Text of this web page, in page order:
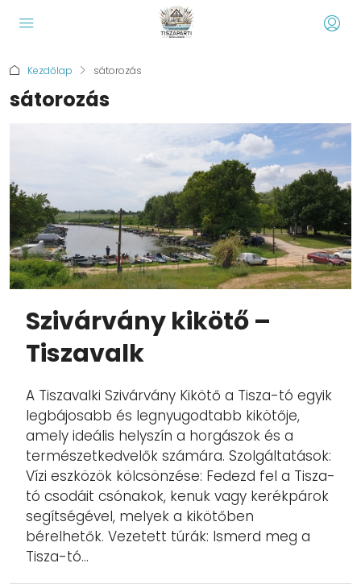
Kezdőlap sátorozás
sátorozás
Szivárvány kikötő –
Tiszavalk
A Tiszavalki Szivárvány Kikötő a Tisza-tó egyik
legbájosabb és legnyugodtabb kikötője,
amely ideális helyszín a horgászok és a
természetkedvelők számára. Szolgáltatások:
Vízi eszközök kölcsönzése: Fedezd fel a Tisza-
tó csodáit csónakok, kenuk vagy kerékpárok
segítségével, melyek a kikötőben
bérelhetők. Vezetett túrák: Ismerd meg a
Tisza-tó...